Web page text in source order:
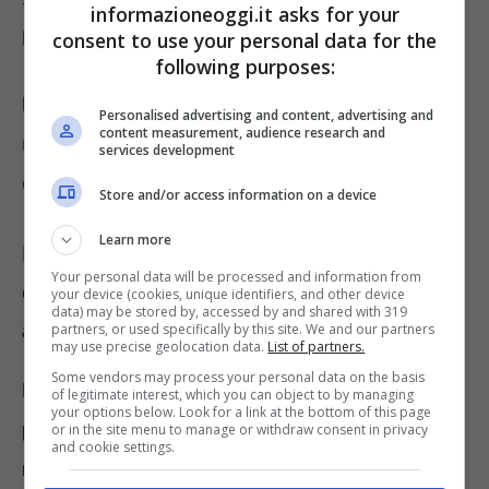
primavera.
LEGGI ANCHE:
Quali zanzariere installarle:
risposta non scontata, gli aspetti che in pochi
considerano
Previsioni meteo e caldo anomalo,
come saranno i prossimi giorni e sino
a quanto durerà
La presenza dell’anticiclone africano sta
portando dunque quello che le previsioni
meteo indicano quale caldo anomalo,con
informazioneoggi.it asks for your
consent to use your personal data for the
following purposes:
Personalised advertising and content, advertising and
content measurement, audience research and
services development
Store and/or access information on a device
Learn more
Your personal data will be processed and information from
your device (cookies, unique identifiers, and other device
data) may be stored by, accessed by and shared with 319
partners, or used specifically by this site. We and our partners
may use precise geolocation data. List of partners.
Some vendors may process your personal data on the basis
of legitimate interest, which you can object to by managing
your options below. Look for a link at the bottom of this page
or in the site menu to manage or withdraw consent in privacy
and cookie settings.